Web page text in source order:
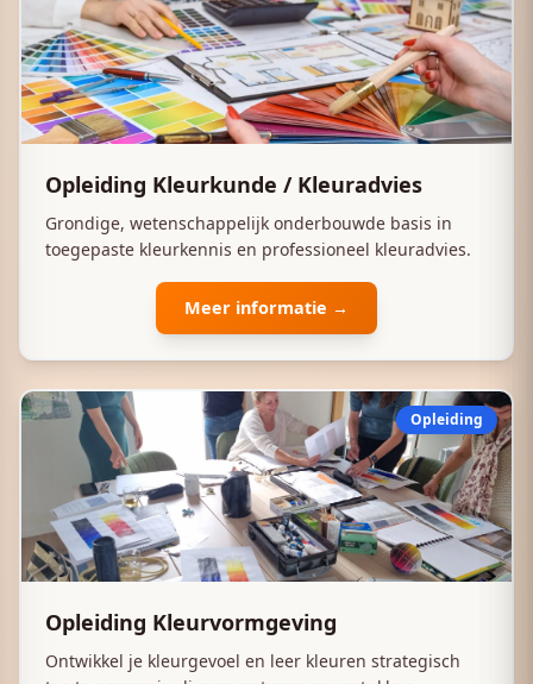
Opleiding Kleurkunde / Kleuradvies
Grondige, wetenschappelijk onderbouwde basis in
toegepaste kleurkennis en professioneel kleuradvies.
Meer informatie →
Opleiding
Opleiding Kleurvormgeving
Ontwikkel je kleurgevoel en leer kleuren strategisch